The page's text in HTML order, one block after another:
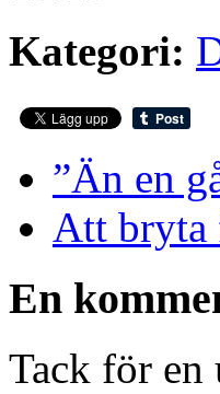
Kategori:
”Än en
Att bryta
En
Tack för en